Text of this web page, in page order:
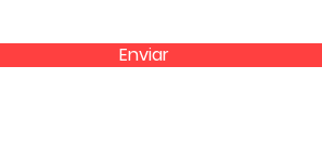
Enviar